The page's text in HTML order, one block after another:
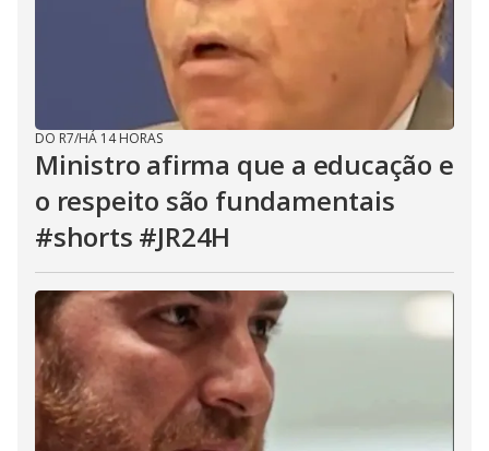
DO R7/HÁ 14 HORAS
Ministro afirma que a educação e
o respeito são fundamentais
#shorts #JR24H